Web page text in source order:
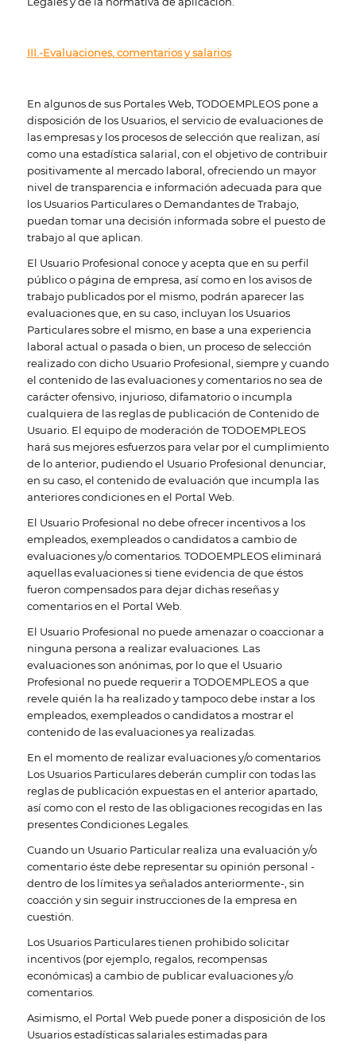
III.-Evaluaciones, comentarios y salarios
En algunos de sus Portales Web, TODOEMPLEOS pone a
disposición de los Usuarios, el servicio de evaluaciones de
las empresas y los procesos de selección que realizan, así
como una estadística salarial, con el objetivo de contribuir
positivamente al mercado laboral, ofreciendo un mayor
nivel de transparencia e información adecuada para que
los Usuarios Particulares o Demandantes de Trabajo,
puedan tomar una decisión informada sobre el puesto de
trabajo al que aplican.
El Usuario Profesional conoce y acepta que en su perfil
público o página de empresa, así como en los avisos de
trabajo publicados por el mismo, podrán aparecer las
evaluaciones que, en su caso, incluyan los Usuarios
Particulares sobre el mismo, en base a una experiencia
laboral actual o pasada o bien, un proceso de selección
realizado con dicho Usuario Profesional, siempre y cuando
el contenido de las evaluaciones y comentarios no sea de
carácter ofensivo, injurioso, difamatorio o incumpla
cualquiera de las reglas de publicación de Contenido de
Usuario. El equipo de moderación de TODOEMPLEOS
hará sus mejores esfuerzos para velar por el cumplimiento
de lo anterior, pudiendo el Usuario Profesional denunciar,
en su caso, el contenido de evaluación que incumpla las
anteriores condiciones en el Portal Web.
El Usuario Profesional no debe ofrecer incentivos a los
empleados, exempleados o candidatos a cambio de
evaluaciones y/o comentarios. TODOEMPLEOS eliminará
aquellas evaluaciones si tiene evidencia de que éstos
fueron compensados para dejar dichas reseñas y
comentarios en el Portal Web.
El Usuario Profesional no puede amenazar o coaccionar a
ninguna persona a realizar evaluaciones. Las
evaluaciones son anónimas, por lo que el Usuario
Profesional no puede requerir a TODOEMPLEOS a que
revele quién la ha realizado y tampoco debe instar a los
empleados, exempleados o candidatos a mostrar el
contenido de las evaluaciones ya realizadas.
En el momento de realizar evaluaciones y/o comentarios
Los Usuarios Particulares deberán cumplir con todas las
reglas de publicación expuestas en el anterior apartado,
así como con el resto de las obligaciones recogidas en las
presentes Condiciones Legales.
Cuando un Usuario Particular realiza una evaluación y/o
comentario éste debe representar su opinión personal -
dentro de los límites ya señalados anteriormente-, sin
coacción y sin seguir instrucciones de la empresa en
cuestión.
Los Usuarios Particulares tienen prohibido solicitar
incentivos (por ejemplo, regalos, recompensas
económicas) a cambio de publicar evaluaciones y/o
comentarios.
Asimismo, el Portal Web puede poner a disposición de los
Usuarios estadísticas salariales estimadas para